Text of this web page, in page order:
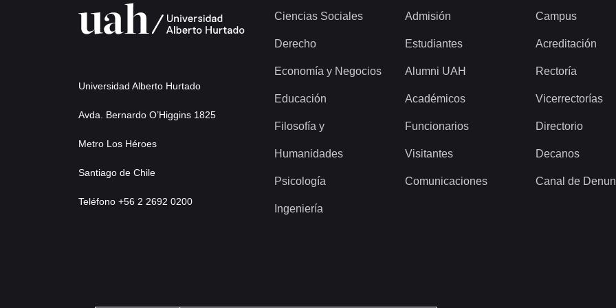
Universidad Alberto Hurtado
Avda. Bernardo O’Higgins 1825
Metro Los Héroes
Santiago de Chile
Teléfono +56 2 2692 0200
Ciencias Sociales
Derecho
Economía y Negocios
Educación
Filosofía y
Humanidades
Psicología
Ingeniería
Admisión
Estudiantes
Alumni UAH
Académicos
Funcionarios
Visitantes
Comunicaciones
Campus
Acreditación
Rectoría
Vicerrectorías
Directorio
Decanos
Canal de